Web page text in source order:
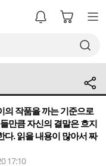
의 작품을 까는 기준으로
만큼 자신의 결말은 흐지
다. 읽을 내용이 많아서 짜
17:10